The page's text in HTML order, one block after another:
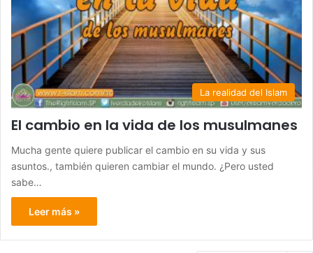
La realidad del Islam
El cambio en la vida de los musulmanes
Mucha gente quiere publicar el cambio en su vida y sus
asuntos., también quieren cambiar el mundo. ¿Pero usted
sabe…
Leer más »